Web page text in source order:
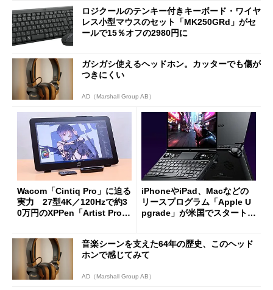
ロジクールのテンキー付きキーボード・ワイヤ
レス小型マウスのセット「MK250GRd」がセ
ールで15％オフの2980円に
ガシガシ使えるヘッドホン。カッターでも傷が
つきにくい
AD（Marshall Group AB）
Wacom「Cintiq Pro」に迫る
実力 27型4K／120Hzで約3
0万円のXPPen「Artist Pro 2
iPhoneやiPad、Macなどの
リースプログラム「Apple U
pgrade」が米国でスタート／
ut」が明...
音楽シーンを支えた64年の歴史、このヘッド
ホンで感じてみて
AD（Marshall Group AB）